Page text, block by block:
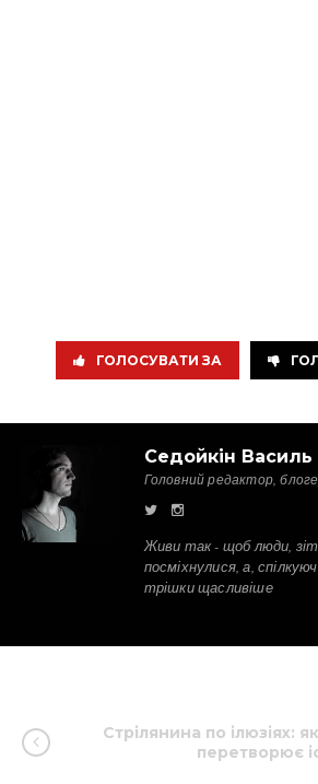
ГОЛОСУВАТИ ЗА
Седойкін Василь
Головний редактор,
Живи так - щоб люди,
посміхнулися, а,
трішки щасливіше
Стрілянина по ілюзіях:
перетворює